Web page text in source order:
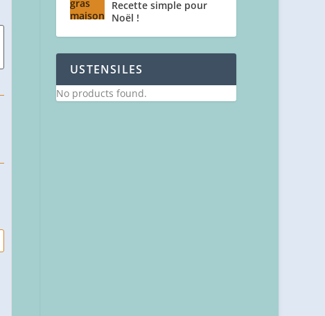
Recette simple pour
Noël !
USTENSILES
No products found.